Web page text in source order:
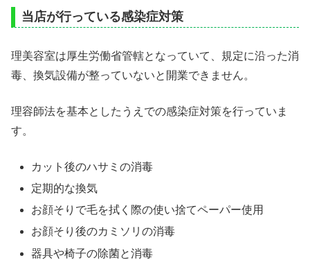
当店が行っている感染症対策
理美容室は厚生労働省管轄となっていて、規定に沿った消
毒、換気設備が整っていないと開業できません。
理容師法を基本としたうえでの感染症対策を行っていま
す。
カット後のハサミの消毒
定期的な換気
お顔そりで毛を拭く際の使い捨てペーパー使用
お顔そり後のカミソリの消毒
器具や椅子の除菌と消毒